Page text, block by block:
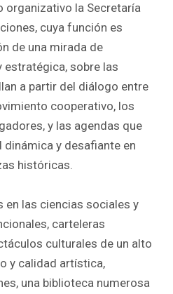
organizativo la Secretaría
cuya función es
de una mirada de
sobre las
a partir del diálogo entre
cooperativo, los
y las agendas que
dinámica y desafiante en
históricas.
en las ciencias sociales y
carteleras
culturales de un alto
y calidad artística,
una biblioteca numerosa